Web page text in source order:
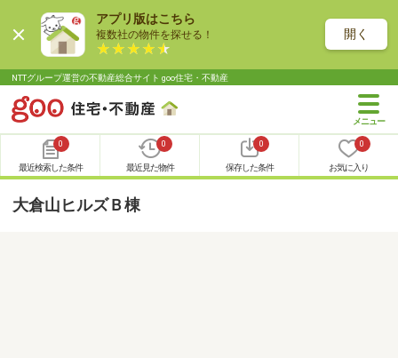
アプリ版はこちら
複数社の物件を探せる！ 開く
NTTグループ運営の不動産総合サイト goo住宅・不動産
0
最近検索した条件
0
最近見た物件
0
保存した条件
0
お気に入り
大倉山ヒルズＢ棟